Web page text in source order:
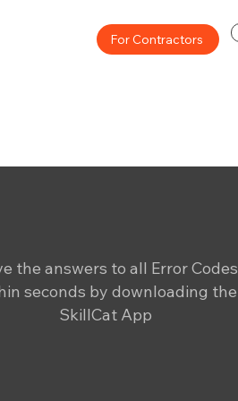
For Contractors
the answers to all Error Codes
seconds by downloading the
SkillCat App